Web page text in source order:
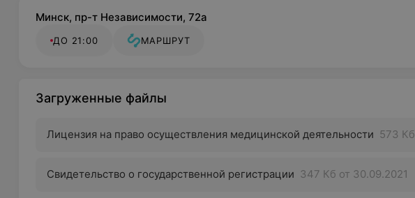
Минск, пр-т Независимости, 72а
ДО 21:00 МАРШРУТ
Загруженные файлы
Лицензия на право осуществления медицинской деятельности 573 Кб
Свидетельство о государственной регистрации 347 Кб от 30.09.2021